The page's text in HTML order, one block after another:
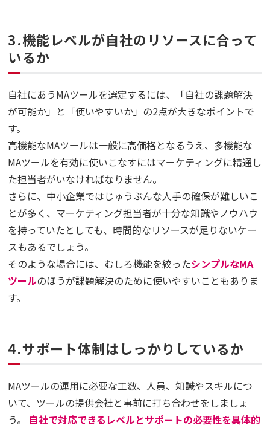
3.機能レベルが自社のリソースに合って
いるか
自社にあうMAツールを選定するには、「自社の課題解決
が可能か」と「使いやすいか」の2点が大きなポイントで
す。
高機能なMAツールは一般に高価格となるうえ、多機能な
MAツールを有効に使いこなすにはマーケティングに精通し
た担当者がいなければなりません。
さらに、中小企業ではじゅうぶんな人手の確保が難しいこ
とが多く、マーケティング担当者が十分な知識やノウハウ
を持っていたとしても、時間的なリソースが足りないケー
スもあるでしょう。
そのような場合には、むしろ機能を絞ったシンプルなMA
ツールのほうが課題解決のために使いやすいこともありま
す。
4.サポート体制はしっかりしているか
MAツールの運用に必要な工数、人員、知識やスキルにつ
いて、ツールの提供会社と事前に打ち合わせをしましょ
う。 自社で対応できるレベルとサポートの必要性を具体的